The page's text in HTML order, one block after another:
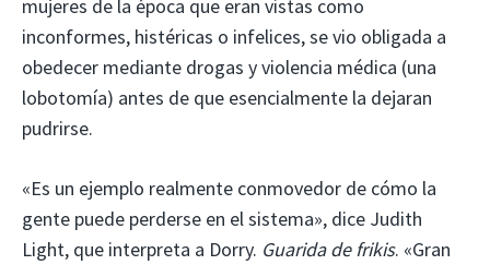
mujeres de la época que eran vistas como
inconformes, histéricas o infelices, se vio obligada a
obedecer mediante drogas y violencia médica (una
lobotomía) antes de que esencialmente la dejaran
pudrirse.
«Es un ejemplo realmente conmovedor de cómo la
gente puede perderse en el sistema», dice Judith
Light, que interpreta a Dorry. Guarida de frikis. «Gran